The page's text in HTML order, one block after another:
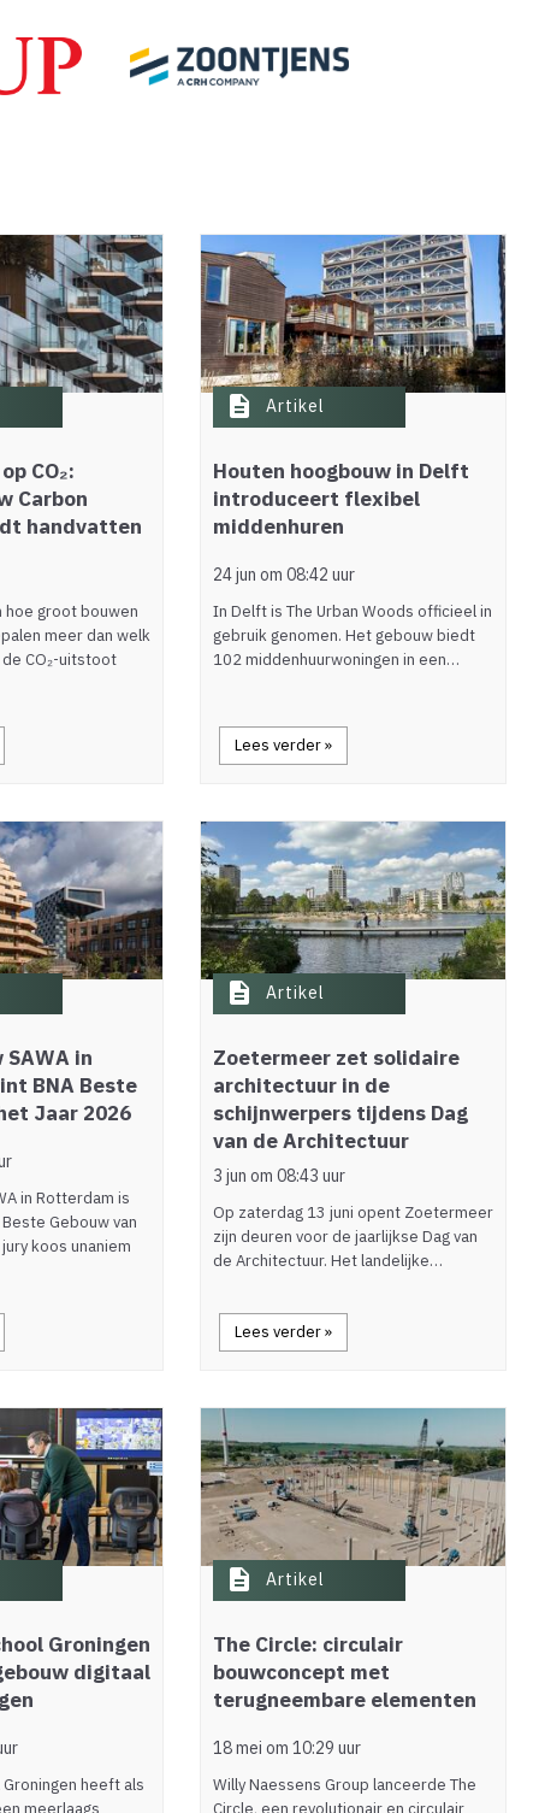
CO₂:
Carbon
handvatten
hoe groot bouwen
meer dan welk
CO₂-uitstoot
description Artikel
Houten hoogbouw in Delft
introduceert flexibel
middenhuren
24 jun om 08:42 uur
In Delft is The Urban Woods officieel in
gebruik genomen. Het gebouw biedt
102 middenhuurwoningen in een…
Lees verder »
in
BNA Beste
Jaar 2026
in Rotterdam is
Gebouw van
koos unaniem
description Artikel
Zoetermeer zet solidaire
architectuur in de
schijnwerpers tijdens Dag
van de Architectuur
3 jun om 08:43 uur
Op zaterdag 13 juni opent Zoetermeer
zijn deuren voor de jaarlijkse Dag van
de Architectuur. Het landelijke…
Lees verder »
Groningen
digitaal
heeft als
meerlaags
description Artikel
The Circle: circulair
bouwconcept met
terugneembare elementen
18 mei om 10:29 uur
Willy Naessens Group lanceerde The
Circle, een revolutionair en circulair